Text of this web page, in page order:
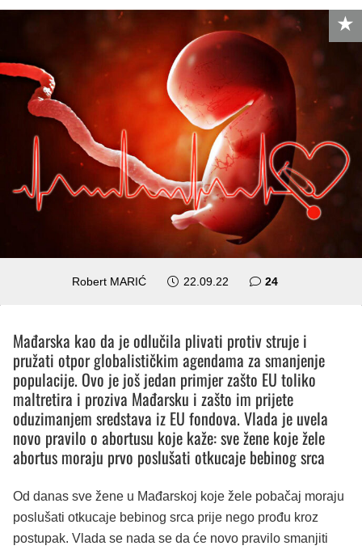
Robert MARIĆ 22.09.22 24komentara
Mađarska kao da je odlučila plivati protiv struje i
pružati otpor globalističkim agendama za smanjenje
populacije. Ovo je još jedan primjer zašto EU toliko
maltretira i proziva Mađarsku i zašto im prijete
oduzimanjem sredstava iz EU fondova. Vlada je uvela
novo pravilo o abortusu koje kaže: sve žene koje žele
abortus moraju prvo poslušati otkucaje bebinog srca
Od danas sve žene u Mađarskoj koje žele pobačaj moraju
poslušati otkucaje bebinog srca prije nego prođu kroz
postupak. Vlada se nada se da će novo pravilo smanjiti